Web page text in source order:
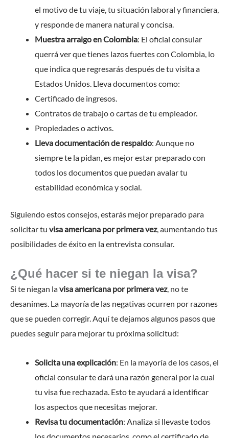
el motivo de tu viaje, tu situación laboral y financiera,
y responde de manera natural y concisa.
Muestra arraigo en Colombia: El oficial consular
querrá ver que tienes lazos fuertes con Colombia, lo
que indica que regresarás después de tu visita a
Estados Unidos. Lleva documentos como:
Certificado de ingresos.
Contratos de trabajo o cartas de tu empleador.
Propiedades o activos.
Lleva documentación de respaldo: Aunque no
siempre te la pidan, es mejor estar preparado con
todos los documentos que puedan avalar tu
estabilidad económica y social.
Siguiendo estos consejos, estarás mejor preparado para
solicitar tu visa americana por primera vez, aumentando tus
posibilidades de éxito en la entrevista consular.
¿Qué hacer si te niegan la visa?
Si te niegan lavisa americana por primera vez, no te
desanimes. La mayoría de las negativas ocurren por razones
que se pueden corregir. Aquí te dejamos algunos pasos que
puedes seguir para mejorar tu próxima solicitud:
Solicita una explicación: En la mayoría de los casos, el
oficial consular te dará una razón general por la cual
tu visa fue rechazada. Esto te ayudará a identificar
los aspectos que necesitas mejorar.
Revisa tu documentación: Analiza si llevaste todos